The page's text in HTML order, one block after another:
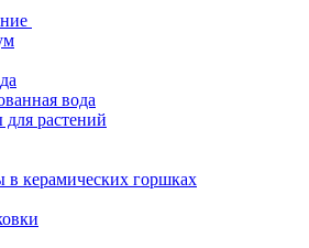
вода
растений
в керамических горшках